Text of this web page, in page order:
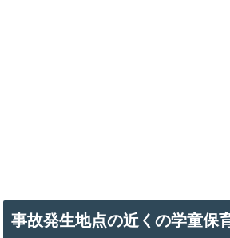
事故発生地点の近くの学童保